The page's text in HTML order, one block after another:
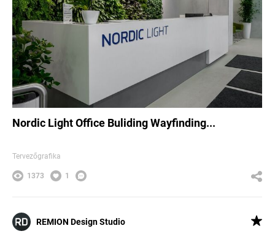
Nordic Light Office Buliding Wayfinding...
Tervezőgrafika
1373 1
REMION Design Studio